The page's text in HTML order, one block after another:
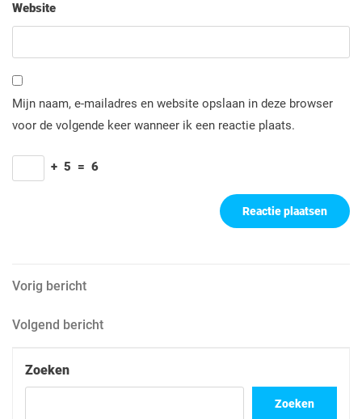
Website
Mijn naam, e-mailadres en website opslaan in deze browser
voor de volgende keer wanneer ik een reactie plaats.
+ 5 = 6
Berichtnavigatie
Vorig
Vorig bericht
Volgend
Volgend bericht
Zoeken
Zoeken